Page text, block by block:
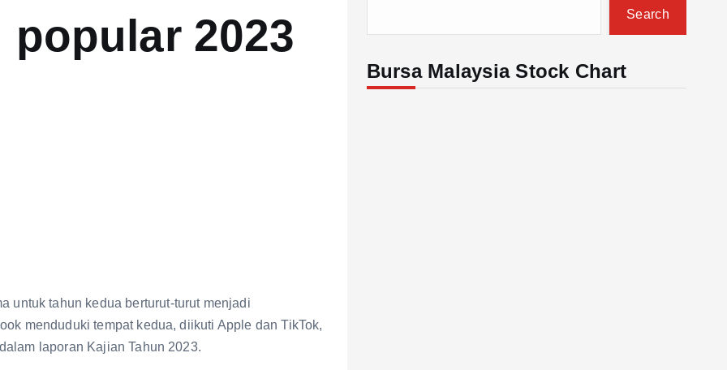
2023
untuk tahun kedua berturut-turut menjadi
menduduki tempat kedua, diikuti Apple dan TikTok,
laporan Kajian Tahun 2023.
Search
Bursa Malaysia Stock Chart